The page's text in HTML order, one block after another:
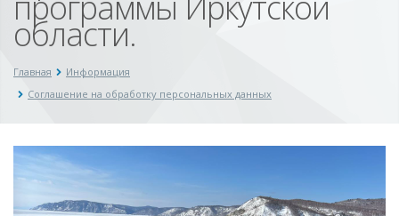
области.
Главная
Информация
Соглашение на обработку персональных данных